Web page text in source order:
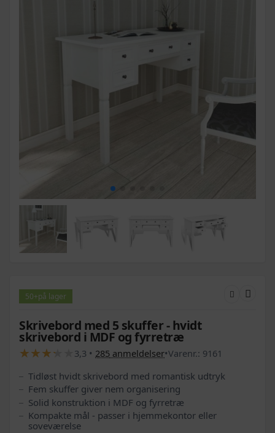
50+på lager
Skrivebord med 5 skuffer - hvidt
skrivebord i MDF og fyrretræ
★
★★
★★
★★★ 3,3 • 285 anmeldelser•Varenr.: 9161
Tidløst hvidt skrivebord med romantisk udtryk
Fem skuffer giver nem organisering
Solid konstruktion i MDF og fyrretræ
Kompakte mål - passer i hjemmekontor eller
soveværelse